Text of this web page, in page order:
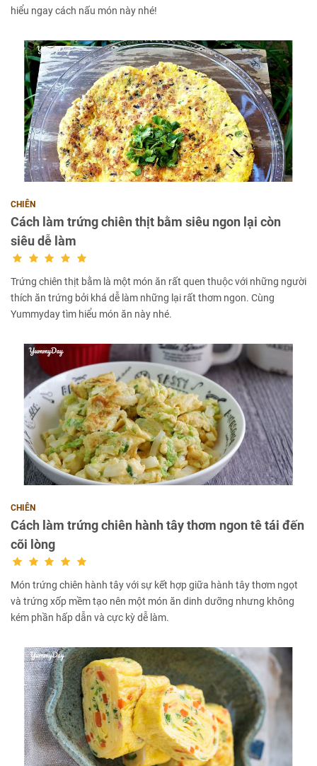
hiểu ngay cách nấu món này nhé!
CHIÊN
Cách làm trứng chiên thịt bằm siêu ngon lại còn
siêu dễ làm
Trứng chiên thịt bằm là một món ăn rất quen thuộc với những người
thích ăn trứng bởi khá dễ làm những lại rất thơm ngon. Cùng
Yummyday tìm hiểu món ăn này nhé.
CHIÊN
Cách làm trứng chiên hành tây thơm ngon tê tái đến
cõi lòng
Món trứng chiên hành tây với sự kết hợp giữa hành tây thơm ngọt
và trứng xốp mềm tạo nên một món ăn dinh dưỡng nhưng không
kém phần hấp dẫn và cực kỳ dễ làm.